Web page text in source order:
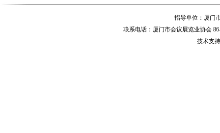
指导单位：厦
联系电话：厦门市会议展览业协会
技术支